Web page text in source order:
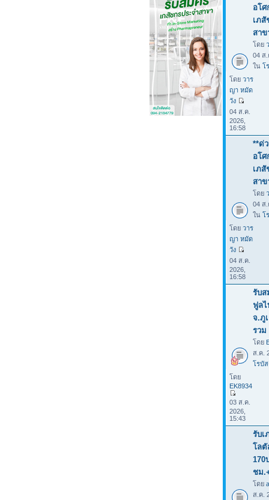
อโ
เภสั
สาข
โดย
04 ส.
ใน โ
โดย วาร
ญา หมัด
วัง
04 ส.ค.
2026,
16:58
**ด่
อโ
เภสั
สาข
โดย
04 ส.
ใน โ
โดย วาร
ญา หมัด
วัง
04 ส.ค.
2026,
16:58
รับส
ฟูล
จ.ภู
รวม
โดย
ส.ค.
โรบั
โดย
EK8934
03 ส.ค.
2026,
15:43
รับเ
โลตั
170
ชม
โดย
ส.ค.